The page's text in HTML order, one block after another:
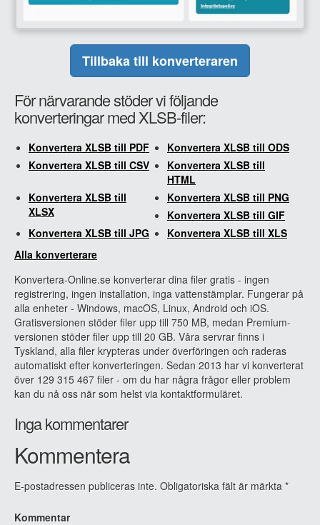
Tillbaka till konverteraren
För närvarande stöder vi följande
konverteringar med XLSB-filer:
Konvertera XLSB till PDF
Konvertera XLSB till ODS
Konvertera XLSB till CSV
Konvertera XLSB till
HTML
Konvertera XLSB till
XLSX
Konvertera XLSB till PNG
Konvertera XLSB till GIF
Konvertera XLSB till JPG
Konvertera XLSB till XLS
Alla konverterare
Konvertera-Online.se konverterar dina filer gratis - ingen
registrering, ingen installation, inga vattenstämplar. Fungerar på
alla enheter - Windows, macOS, Linux, Android och iOS.
Gratisversionen stöder filer upp till 750 MB, medan Premium-
versionen stöder filer upp till 20 GB. Våra servrar finns i
Tyskland, alla filer krypteras under överföringen och raderas
automatiskt efter konverteringen. Sedan 2013 har vi konverterat
över 129 315 467 filer - om du har några frågor eller problem
kan du nå oss när som helst via kontaktformuläret.
Inga kommentarer
Kommentera
E-postadressen publiceras inte. Obligatoriska fält är märkta *
Kommentar